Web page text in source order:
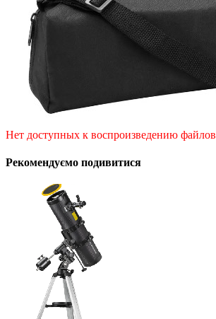
Нет доступных к воспроизведению файлов
Рекомендуємо подивитися